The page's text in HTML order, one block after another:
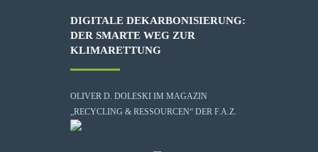
DIGITALE DEKARBONISIERUNG:
DER SMARTE WEG ZUR
KLIMARETTUNG
OLIVER D. DOLESKI IM MAGAZIN
„RECYCLING & RESSOURCEN“ DER F.A.Z.